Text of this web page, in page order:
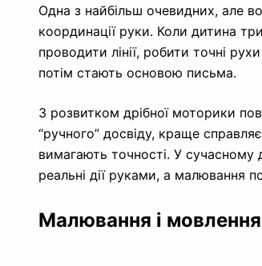
Одна з найбільш очевидних, але
координації руки. Коли дитина
проводити лінії, робити точні
потім стають основою письма.
З розвитком дрібної моторики
“ручного” досвіду, краще
вимагають точності. У сучасному
реальні дії руками, а малювання
Малювання і мовлення